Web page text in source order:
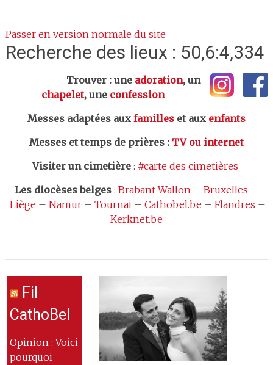
Passer en version normale du site
Recherche des lieux : 50,6:4,334
Trouver : une adoration, un
chapelet, une confession
Messes adaptées aux familleset aux enfants
Messes et temps de prières: TV ou internet
Visiter un cimetière: #carte des cimetières
Les diocèses belges: Brabant Wallon– Bruxelles –
Liège – Namur– Tournai– Cathobel.be – Flandres –
Kerknet.be
Fil
CathoBel
Opinion : Voici
pourquoi